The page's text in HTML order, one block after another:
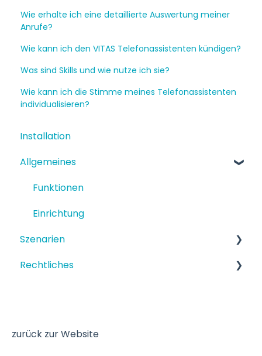
Wie erhalte ich eine detaillierte Auswertung meiner
Anrufe?
Wie kann ich den VITAS Telefonassistenten kündigen?
Was sind Skills und wie nutze ich sie?
Wie kann ich die Stimme meines Telefonassistenten
individualisieren?
Installation
Allgemeines
Funktionen
Einrichtung
Szenarien
Strukturiertes Szenario
Rechtliches
zurück zur Website